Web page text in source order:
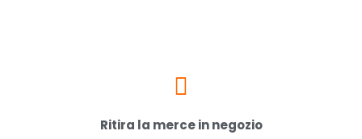
Ritira la merce in negozio